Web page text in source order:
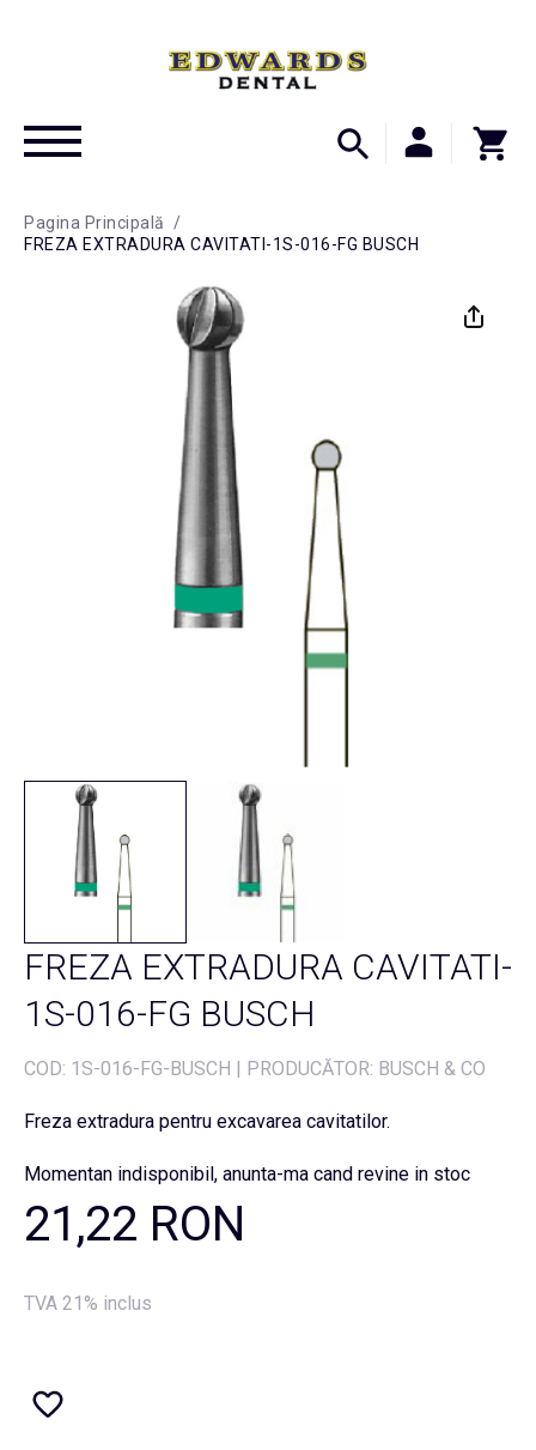
Pagina Principală
/
FREZA EXTRADURA CAVITATI-1S-016-FG BUSCH
FREZA EXTRADURA CAVITATI-
1S-016-FG BUSCH
COD: 1S-016-FG-BUSCH | PRODUCĂTOR: BUSCH & CO
Freza extradura pentru excavarea cavitatilor.
Momentan indisponibil, anunta-ma cand revine in stoc
21,22 RON
TVA 21% inclus